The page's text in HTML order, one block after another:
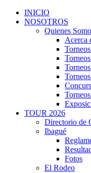
INICIO
NOSOTROS
Quienes
Acerca
TOUR 2026
Directorio de
Ibagué
Fotos
El Rodeo